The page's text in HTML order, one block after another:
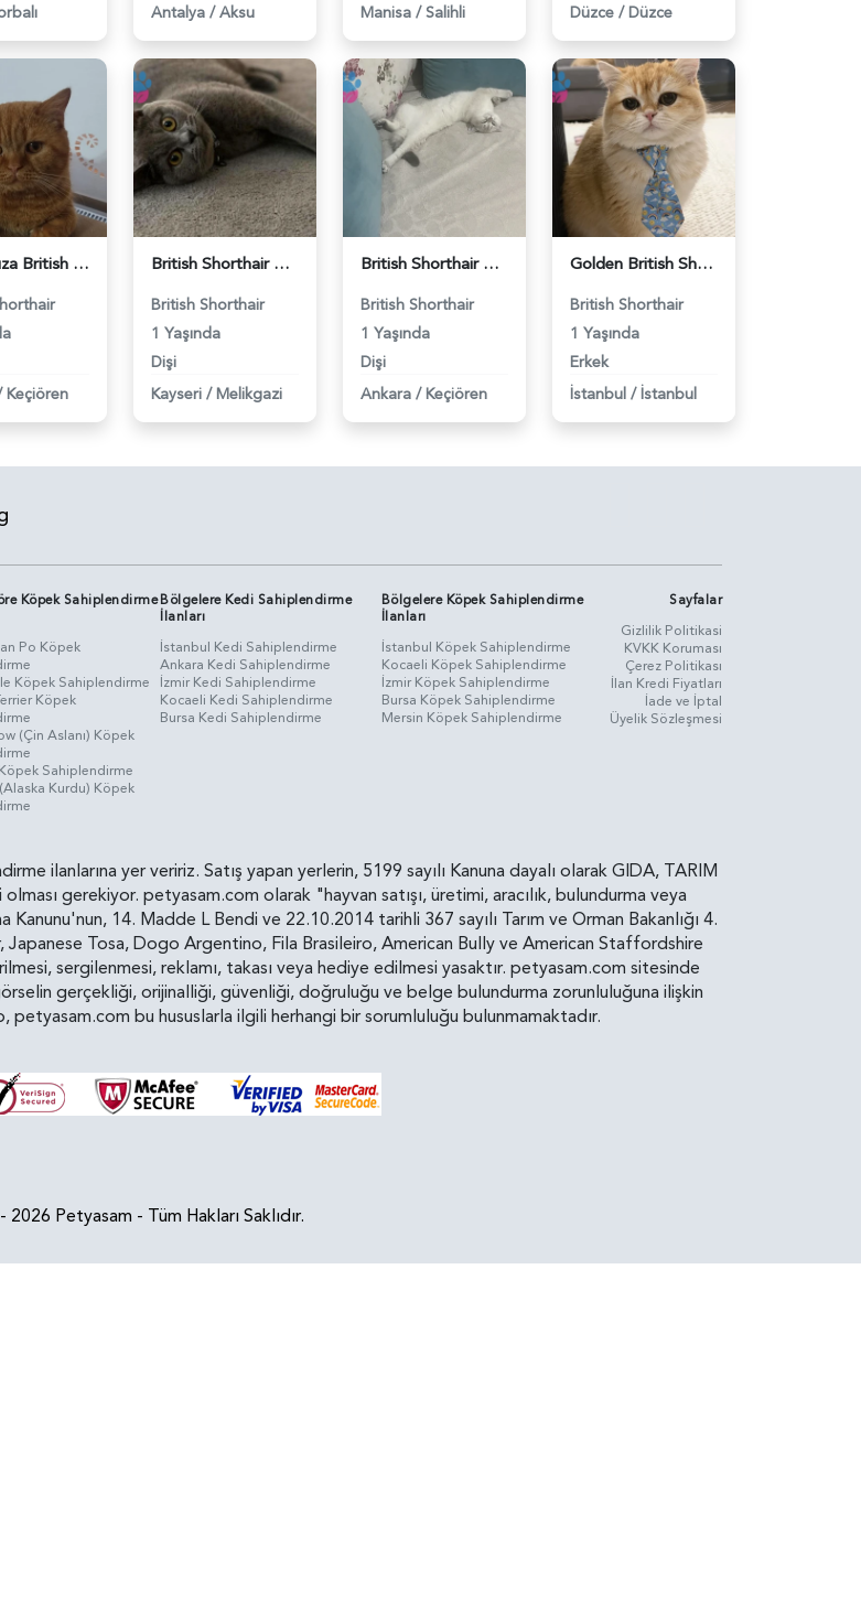
Antalya / Aksu
Manisa / Salihli
Düzce / Düzce
Oğlumuza British güzel dişi arıyoruz - 118984620
Keçiören
British Shorthair Kızım Mila'ya eş arıyorum - 118984614
British Shorthair
1 Yaşında
Dişi
Kayseri / Melikgazi
British Shorthair Dişi Kedim Eş Arıyor - 118984618
British Shorthair
1 Yaşında
Dişi
Ankara / Keçiören
Golden British Shorthair 1 Yaşında Eş Arıyor - 118984604
British Shorthair
1 Yaşında
Erkek
İstanbul / İstanbul
Köpek Sahiplendirme
Po Köpek
Köpek Sahiplendirme
Köpek
(Çin Aslanı) Köpek
Sahiplendirme
Kurdu) Köpek
Bölgelere Kedi Sahiplendirme
İlanları
İstanbul Kedi Sahiplendirme
Ankara Kedi Sahiplendirme
İzmir Kedi Sahiplendirme
Kocaeli Kedi Sahiplendirme
Bursa Kedi Sahiplendirme
Bölgelere Köpek Sahiplendirme
İlanları
İstanbul Köpek Sahiplendirme
Kocaeli Köpek Sahiplendirme
İzmir Köpek Sahiplendirme
Bursa Köpek Sahiplendirme
Mersin Köpek Sahiplendirme
Sayfalar
Gizlilik Politikasi
KVKK Koruması
Çerez Politikası
İlan Kredi Fiyatları
İade ve İptal
Üyelik Sözleşmesi
ilanlarına yer veririz. Satış yapan yerlerin, 5199 sayılı Kanuna dayalı olarak GIDA, TARIM
gerekiyor. petyasam.com olarak "hayvan satışı, üretimi, aracılık, bulundurma veya
14. Madde L Bendi ve 22.10.2014 tarihli 367 sayılı Tarım ve Orman Bakanlığı 4.
Japanese Tosa, Dogo Argentino, Fila Brasileiro, American Bully ve American Staffordshire
sergilenmesi, reklamı, takası veya hediye edilmesi yasaktır. petyasam.com sitesinde
gerçekliği, orijinalliği, güvenliği, doğruluğu ve belge bulundurma zorunluluğuna ilişkin
petyasam.com bu hususlarla ilgili herhangi bir sorumluluğu bulunmamaktadır.
Petyasam - Tüm Hakları Saklıdır.